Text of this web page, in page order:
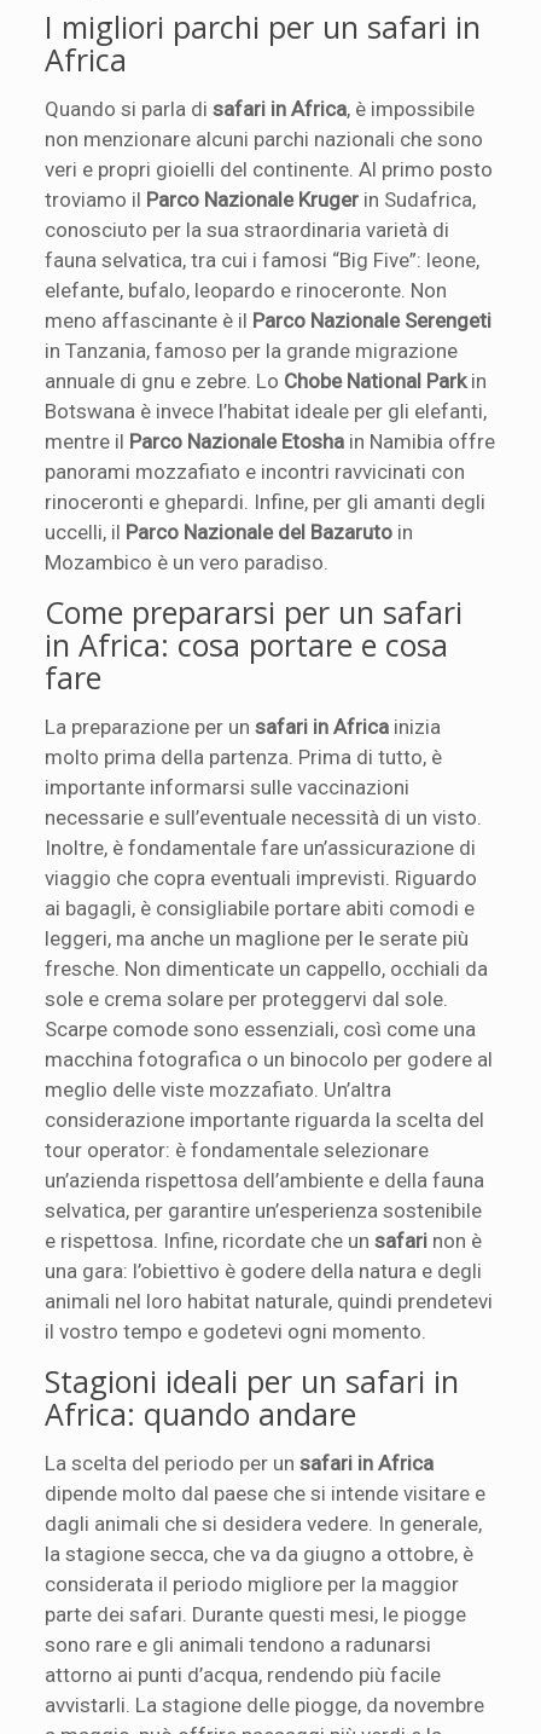
I migliori parchi per un safari in
Africa
Quando si parla disafari in Africa, è impossibile
non menzionare alcuni parchi nazionali che sono
veri e propri gioielli del continente. Al primo posto
troviamo il Parco Nazionale Kruger in Sudafrica,
conosciuto per la sua straordinaria varietà di
fauna selvatica, tra cui i famosi “Big Five”: leone,
elefante, bufalo, leopardo e rinoceronte. Non
meno affascinante è il Parco Nazionale Serengeti
in Tanzania, famoso per la grande migrazione
annuale di gnu e zebre. Lo Chobe National Parkin
Botswana è invece l’habitat ideale per gli elefanti,
mentre il Parco Nazionale Etosha in Namibia offre
panorami mozzafiato e incontri ravvicinati con
rinoceronti e ghepardi. Infine, per gli amanti degli
uccelli, il Parco Nazionale del Bazaruto in
Mozambico è un vero paradiso.
Come prepararsi per un safari
in Africa: cosa portare e cosa
fare
La preparazione per unsafari in Africa inizia
molto prima della partenza. Prima di tutto, è
importante informarsi sulle vaccinazioni
necessarie e sull’eventuale necessità di un visto.
Inoltre, è fondamentale fare un’assicurazione di
viaggio che copra eventuali imprevisti. Riguardo
ai bagagli, è consigliabile portare abiti comodi e
leggeri, ma anche un maglione per le serate più
fresche. Non dimenticate un cappello, occhiali da
sole e crema solare per proteggervi dal sole.
Scarpe comode sono essenziali, così come una
macchina fotografica o un binocolo per godere al
meglio delle viste mozzafiato. Un’altra
considerazione importante riguarda la scelta del
tour operator: è fondamentale selezionare
un’azienda rispettosa dell’ambiente e della fauna
selvatica, per garantire un’esperienza sostenibile
e rispettosa. Infine, ricordate che unsafari non è
una gara: l’obiettivo è godere della natura e degli
animali nel loro habitat naturale, quindi prendetevi
il vostro tempo e godetevi ogni momento.
Stagioni ideali per un safari in
Africa: quando andare
La scelta del periodo per unsafari in Africa
dipende molto dal paese che si intende visitare e
dagli animali che si desidera vedere. In generale,
la stagione secca, che va da giugno a ottobre, è
considerata il periodo migliore per la maggior
parte dei safari. Durante questi mesi, le piogge
sono rare e gli animali tendono a radunarsi
attorno ai punti d’acqua, rendendo più facile
avvistarli. La stagione delle piogge, da novembre